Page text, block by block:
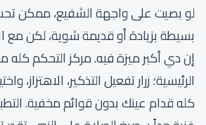
لو بصيت على واجهة الشفيع، ممكن
بسيطة بزيادة أو قديمة شوية، لكن
إن دي أكبر ميزة فيه. مركز التحكم
الرئيسية؛ زرار تفعيل التذكير، الاهتزاز،
كله قدام عينك بدون قوائم مخفية.